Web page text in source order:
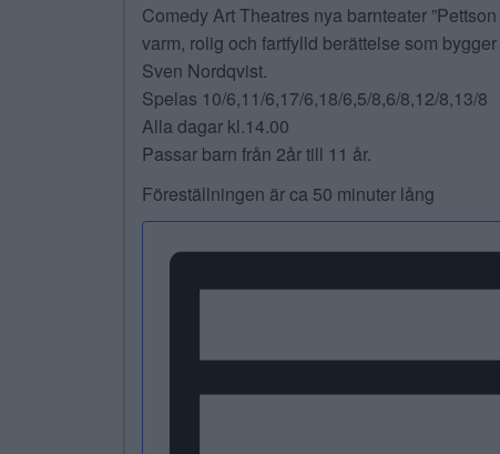
Comedy Art Theatres nya barnteater
varm, rolig och fartfylld berättelse som
Sven Nordqvist.
Spelas 10/6,11/6,17/6,18/6,5/8,6/8,12/8,13/8
Alla dagar kl.14.00
Passar barn från 2år till 11 år.
Föreställningen är ca 50 minuter lång